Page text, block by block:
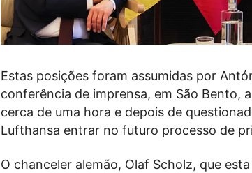
Estas posições foram assumidas por
conferência de imprensa, em São Bento,
cerca de uma hora e depois de
Lufthansa entrar no futuro processo de
O chanceler alemão, Olaf Scholz, que